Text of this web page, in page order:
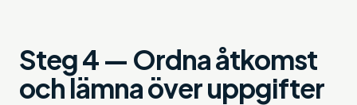
Steg 4 — Ordna åtkomst
och lämna över uppgifter